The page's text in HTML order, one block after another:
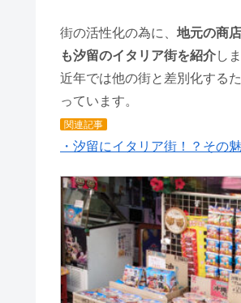
街の活性化の為に、 地元の商
も汐留のイタリア街を紹介し
近年では他の街と差別化する
っています。
関連記事
・汐留にイタリア街！？その